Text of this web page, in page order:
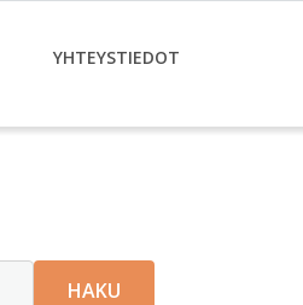
YHTEYSTIEDOT
HAKU